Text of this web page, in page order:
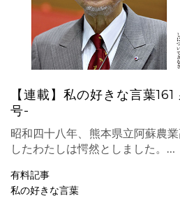
【連載】私の好きな言葉
号-
昭和四十八年、熊本県立阿蘇農
したわたしは愕然としました。…
有料記事
私の好きな言葉